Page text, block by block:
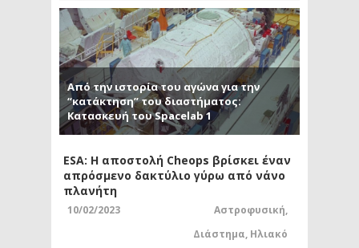
Από την ιστορία του αγώνα για την
“κατάκτηση” του διαστήματος:
Κατασκευή του Spacelab 1
ESA: Η αποστολή Cheops βρίσκει έναν
απρόσμενο δακτύλιο γύρω από νάνο
πλανήτη
10/02/2023 Αστροφυσική,
Διάστημα, Ηλιακό